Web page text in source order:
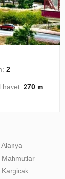
2
havet:270 m
Mahmutlar